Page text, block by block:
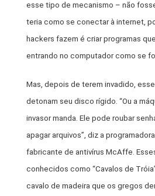
esse tipo de mecanismo – não
teria como se conectar à internet,
hackers fazem é criar programas
entrando no computador como se
Mas, depois de terem invadido,
detonam seu disco rígido. “Ou a
invasor manda. Ele pode roubar
apagar arquivos”, diz a
fabricante de antivírus McAffe.
conhecidos como “Cavalos de
cavalo de madeira que os gregos